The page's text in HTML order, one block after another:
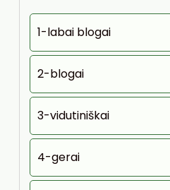
1-labai blogai
2-blogai
3-vidutiniškai
4-gerai